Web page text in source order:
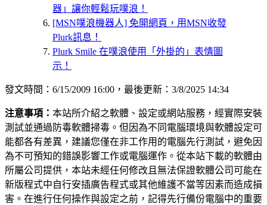
器」讓你輕鬆玩噗浪！
[MSN噗浪機器人] 免開網頁，用MSN收發
Plurk訊息！
Plurk Smile 在噗浪使用「外掛的」表情圖
示！
發文時間：6/15/2009 16:00，最後更新：3/8/2025 14:34
注意事項： 本站所介紹之軟體、設定或網站服務，經實際安裝
測試並通過防毒軟體掃毒。但因為不同電腦環境與軟體設定可
能都各有差異，建議您僅在非工作用的電腦先行測試，避免因
為不可預知的錯誤影響工作或電腦運作。從本站下載的軟體由
所屬公司提供，本站未經任何修改且無法保證軟體公司可能在
新版程式中自行安插廣告程式或其他維護不當等因素而造成損
害。在進行任何操作與設定之前，記得先行備份電腦中的重要